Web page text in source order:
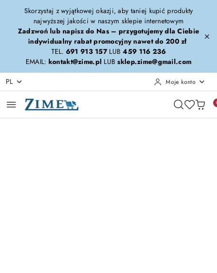
Przejdź do treści głównej
Przejdź do wyszukiwarki
Przejdź do moje konto
Przejdź do menu głównego
Przejdź do opisu produktu
Przejdź do stopki
Skorzystaj z wyjątkowej okazji, aby taniej kupić produkty
najwyższej jakości w naszym sklepie internetowym
Zadzwoń lub napisz do Nas – przygotujemy dla Ciebie
indywidualny rabat promocyjny nawet do 200 zł
TEL. 691 913 157LUB459 116 236
EMAIL: kontakt@zime.pl LUBsklep.zime@gmail.com
PL Moje konto